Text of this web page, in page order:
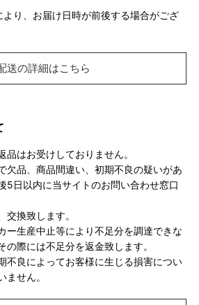
り、お届け日時が前後する場合がござ
送の詳細はこちら
品はお受けしておりません。
欠品、商品間違い、初期不良の疑いがあ
5日以内に当サイトのお問い合わせ窓口
換致します。
ー生産中止等により不足分を調達できな
の際には不足分を返金致します。
不良によってお客様に生じる損害につい
せん。